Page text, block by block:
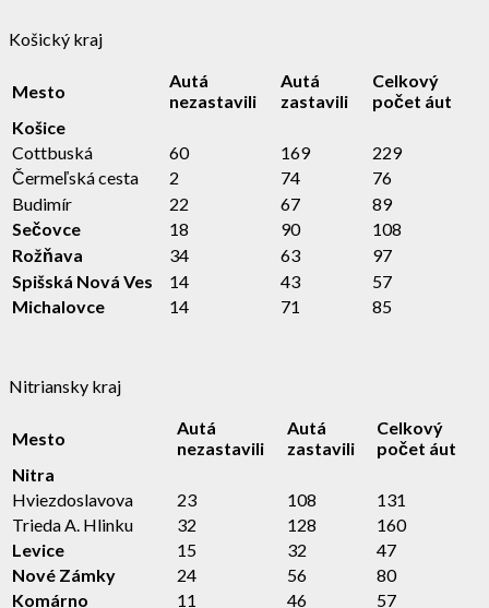
Košický kraj
Mesto
Autá
nezastavili
Autá
zastavili
Celkový
počet áut
Košice
Cottbuská
60 169
229
Čermeľská cesta
2 74
76
Budimír
22 67
89
Sečovce
18 90
108
Rožňava
34 63
97
Spišská Nová Ves
14 43
57
Michalovce
14 71 85
Nitriansky kraj
Mesto
Autá
nezastavili
Autá
zastavili
Celkový
počet áut
Nitra
Hviezdoslavova
23 108
131
Trieda A. Hlinku
32 128
160
Levice
15 32
47
Nové Zámky
24 56
80
Komárno
11 46
57